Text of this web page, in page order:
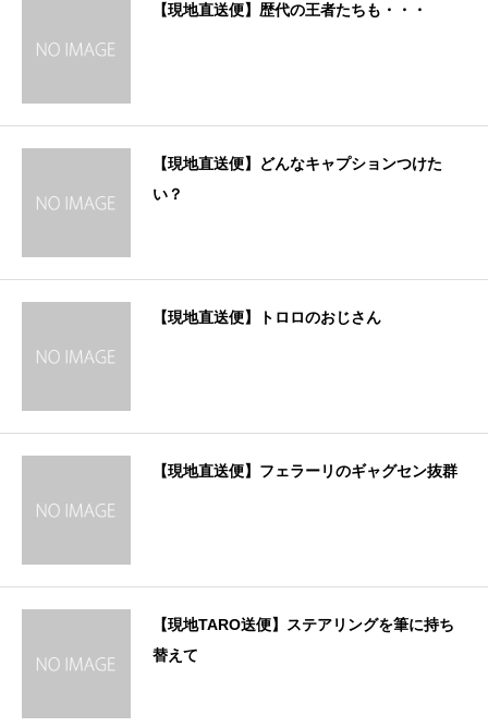
【現地直送便】歴代の王者たちも・・・
【現地直送便】どんなキャプションつけた
い？
【現地直送便】トロロのおじさん
【現地直送便】フェラーリのギャグセン抜群
【現地TARO送便】ステアリングを筆に持ち
替えて